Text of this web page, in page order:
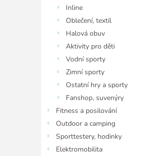
Inline
Oblečení, textil
Halová obuv
Aktivity pro děti
Vodní sporty
Zimní sporty
Ostatní hry a sporty
Fanshop, suvenýry
Fitness a posilování
Outdoor a camping
Sporttestery, hodinky
Elektromobilita